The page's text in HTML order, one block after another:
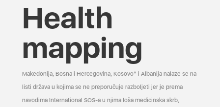
Health
mapping
Makedonija, Bosna i Hercegovina, Kosovo* i Albanija nalaze se na
listi država u kojima se ne preporučuje razboljeti jer je prema
navodima International SOS-a u njima loša medicinska skrb,